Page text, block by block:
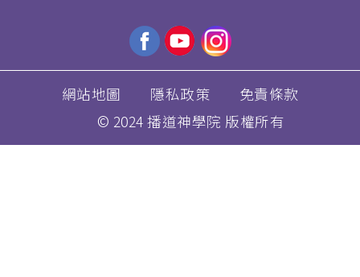
網站地圖 隱私政策
免責條款
© 2024 播道神學院 版權所有